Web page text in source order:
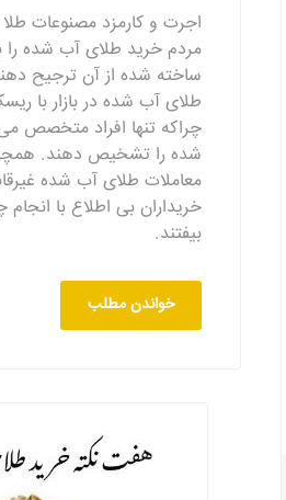
اجرت و کارمزد مصنوعات طلا
مردم خرید طلای آب شده را
ساخته شده از آن ترجیح
طلای آب شده در بازار با
چراکه تنها افراد متخصص
شده را تشخیص دهند.
معاملات طلای آب شده
خریداران بی اطلاع با
بیفتند.
خواندن مطلب